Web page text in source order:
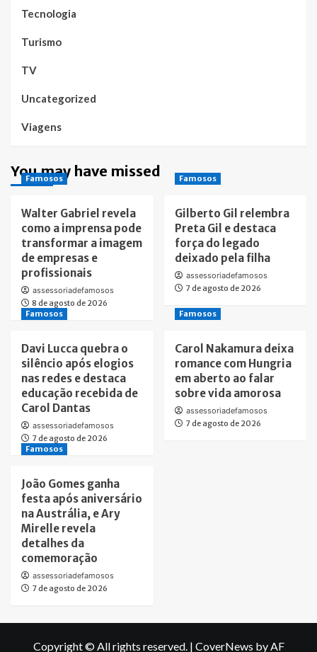
Tecnologia
Turismo
TV
Uncategorized
Viagens
You may have missed
Famosos
Walter Gabriel revela
como a imprensa pode
transformar a imagem
de empresas e
profissionais
assessoriadefamosos
8 de agosto de 2026
Famosos
Gilberto Gil relembra
Preta Gil e destaca
força do legado
deixado pela filha
assessoriadefamosos
7 de agosto de 2026
Famosos
Davi Lucca quebra o
silêncio após elogios
nas redes e destaca
educação recebida de
Carol Dantas
assessoriadefamosos
7 de agosto de 2026
Famosos
Carol Nakamura deixa
romance com Hungria
em aberto ao falar
sobre vida amorosa
assessoriadefamosos
7 de agosto de 2026
Famosos
João Gomes ganha
festa após aniversário
na Austrália, e Ary
Mirelle revela
detalhes da
comemoração
assessoriadefamosos
7 de agosto de 2026
Copyright © All rights reserved. | CoverNews by AF